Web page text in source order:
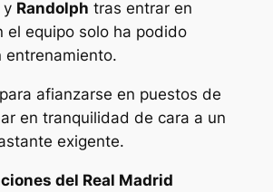
y Randolph tras entrar en
el equipo solo ha podido
entrenamiento.
afianzarse en puestos de
en tranquilidad de cara a un
exigente.
del Real Madrid